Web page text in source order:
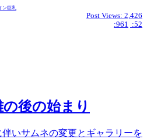
ン巨乳
Post Views: 2,426
:961 :52
後の始まり
いサムネの変更とギャラリーを